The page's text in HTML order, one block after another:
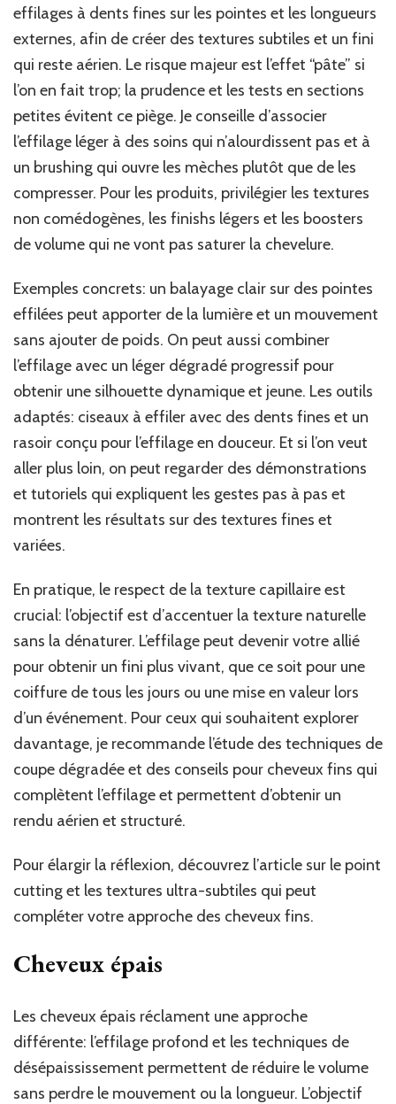
effilages à dents fines sur les pointes et les longueurs
externes, afin de créer des textures subtiles et un fini
qui reste aérien. Le risque majeur est l’effet “pâte” si
l’on en fait trop; la prudence et les tests en sections
petites évitent ce piège. Je conseille d’associer
l’effilage léger à des soins qui n’alourdissent pas et à
un brushing qui ouvre les mèches plutôt que de les
compresser. Pour les produits, privilégier les textures
non comédogènes, les finishs légers et les boosters
de volume qui ne vont pas saturer la chevelure.
Exemples concrets: un balayage clair sur des pointes
effilées peut apporter de la lumière et un mouvement
sans ajouter de poids. On peut aussi combiner
l’effilage avec un léger dégradé progressif pour
obtenir une silhouette dynamique et jeune. Les outils
adaptés: ciseaux à effiler avec des dents fines et un
rasoir conçu pour l’effilage en douceur. Et si l’on veut
aller plus loin, on peut regarder des démonstrations
et tutoriels qui expliquent les gestes pas à pas et
montrent les résultats sur des textures fines et
variées.
En pratique, le respect de la texture capillaire est
crucial: l’objectif est d’accentuer la texture naturelle
sans la dénaturer. L’effilage peut devenir votre allié
pour obtenir un fini plus vivant, que ce soit pour une
coiffure de tous les jours ou une mise en valeur lors
d’un événement. Pour ceux qui souhaitent explorer
davantage, je recommande l’étude des techniques de
coupe dégradée et des conseils pour cheveux fins qui
complètent l’effilage et permettent d’obtenir un
rendu aérien et structuré.
Pour élargir la réflexion, découvrez l’article sur le point
cutting et les textures ultra-subtiles qui peut
compléter votre approche des cheveux fins.
Cheveux épais
Les cheveux épais réclament une approche
différente: l’effilage profond et les techniques de
désépaississement permettent de réduire le volume
sans perdre le mouvement ou la longueur. L’objectif